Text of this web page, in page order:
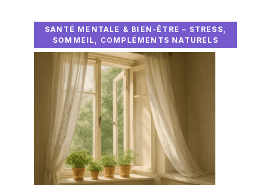
SANTÉ MENTALE & BIEN-ÊTRE – STRESS,
SOMMEIL, COMPLÉMENTS NATURELS